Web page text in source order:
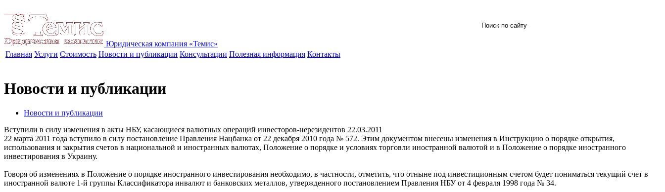
Юридическая компания «Темис»
Главная Услуги Стоимость Новости и публикации Консультации Полезная информация Контакты
Новости и публикации
Новости и публикации
Вступили в силу изменения в акты НБУ, касающиеся валютных операций инвесторов-нерезидентов 22.03.2011
22 марта 2011 года вступило в силу постановление Правления Нацбанка от 22 декабря 2010 года № 572. Этим документом внесены изменения в Инструкцию о порядке открытия,
использования и закрытия счетов в национальной и иностранных валютах, Положение о порядке и условиях торговли иностранной валютой и в Положение о порядке иностранного
инвестирования в Украину.
Говоря об изменениях в Положение о порядке иностранного инвестирования необходимо, в частности, отметить, что отныне под инвестиционным счетом будет пониматься текущий счет в
иностранной валюте 1-й группы Классификатора инвалют и банковских металлов, утвержденного постановлением Правления НБУ от 4 февраля 1998 года № 34.